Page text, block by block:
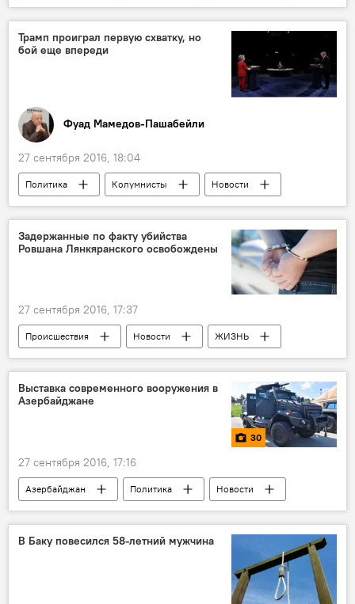
Референдум
Трамп проиграл первую схватку, но
бой еще впереди
Фуад Мамедов-Пашабейли
27 сентября 2016, 18:04
Политика Колумнисты
Новости
АНАЛИТИКА
Новости мира
США
Дональд Трамп
Теледебаты
Задержанные по факту убийства
Ровшана Лянкяранского освобождены
27 сентября 2016, 17:37
Происшествия Новости
ЖИЗНЬ
Турция
Задержание
Выставка современного вооружения в
Азербайджане
30
27 сентября 2016, 17:16
Азербайджан Политика
Новости
Фото
МУЛЬТИМЕДИА
Баку
Закир Гасанов
Министерство оборонной промышленности АР
В Баку повесился 58-летний мужчина